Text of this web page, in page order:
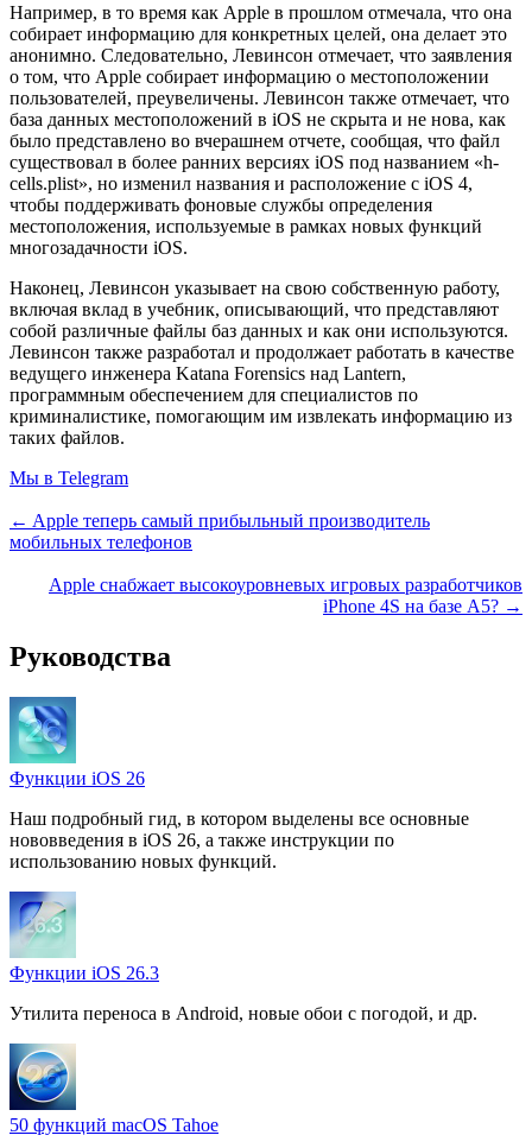
Например, в то время как Apple в прошлом отмечала, что она
собирает информацию для конкретных целей, она делает это
анонимно. Следовательно, Левинсон отмечает, что заявления
о том, что Apple собирает информацию о местоположении
пользователей, преувеличены. Левинсон также отмечает, что
база данных местоположений в iOS не скрыта и не нова, как
было представлено во вчерашнем отчете, сообщая, что файл
существовал в более ранних версиях iOS под названием «h-
cells.plist», но изменил названия и расположение с iOS 4,
чтобы поддерживать фоновые службы определения
местоположения, используемые в рамках новых функций
многозадачности iOS.
Наконец, Левинсон указывает на свою собственную работу,
включая вклад в учебник, описывающий, что представляют
собой различные файлы баз данных и как они используются.
Левинсон также разработал и продолжает работать в качестве
ведущего инженера Katana Forensics над Lantern,
программным обеспечением для специалистов по
криминалистике, помогающим им извлекать информацию из
таких файлов.
Мы в Telegram
← Apple теперь самый прибыльный производитель
мобильных телефонов
Apple снабжает высокоуровневых игровых разработчиков
iPhone 4S на базе A5? →
Руководства
Функции iOS 26
Наш подробный гид, в котором выделены все основные
нововведения в iOS 26, а также инструкции по
использованию новых функций.
Функции iOS 26.3
Утилита переноса в Android, новые обои с погодой, и др.
50 функций macOS Tahoe